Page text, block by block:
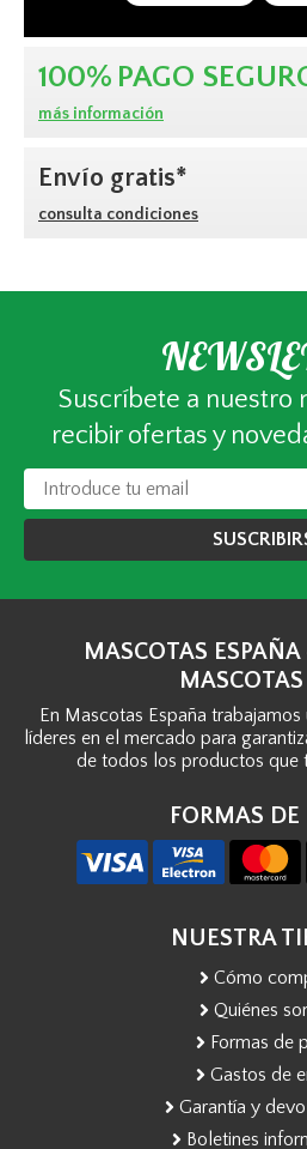
100% PAGO
más información
Envío gratis*
consulta condiciones
Suscríbete a nuestro
recibir ofertas y
MASCOTAS
En Mascotas España
líderes en el mercado para
de todos los productos que
FORMAS DE
NUESTRA
Cómo
Quiénes
Formas de
Gastos de
Garantía y
Boletines